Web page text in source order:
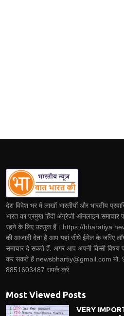
देश विदेश भर में लाखों भारतीयों और भारतीय
भारत का प्रमुख हिंदी अंग्रेजी ऑनलाइन समाचार
रहने के लिए उत्सुक हैं। https://
की आजादी देता है आप यहां सीधे ईमेल के जरिए
समाचार दे सकते हैं. अगर आप अपनी किसी विषय
कर सकते हें newsbhartiy@gmail.com मो.
8851603487 संपर्क करें
Most Viewed Posts
VERY